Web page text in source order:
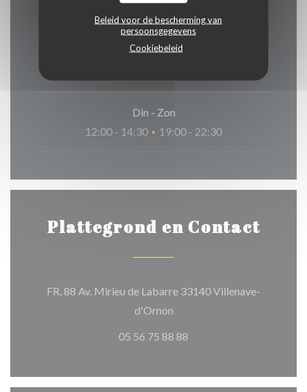
Beleid voor de bescherming van
persoonsgegevens
Cookiebeleid
Maandag
Din - Zon
12:00 - 14:30 • 19:00 - 22:30
Plattegrond en Contact
FR, 88 Av. Mirieu de Labarre 33140 Villenave-
d'Ornon((opent in een nieuw
05 56 75 88 88